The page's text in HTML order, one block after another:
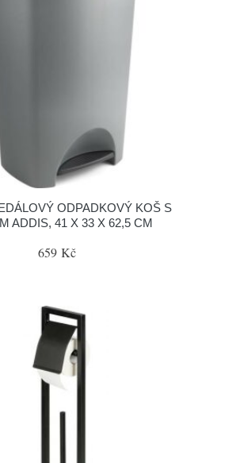
ODPADKOVÝ KOŠ S
ADDIS, 41 X 33 X 62,5 CM
659 Kč